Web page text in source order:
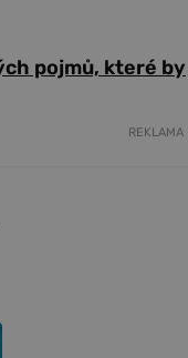
pojmů, které by
REKLAMA